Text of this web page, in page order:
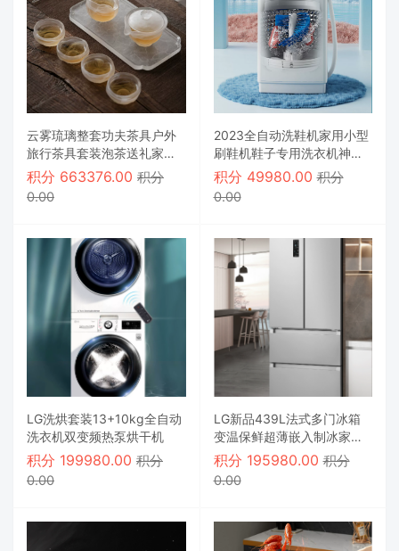
云雾琉璃整套功夫茶具户外
旅行茶具套装泡茶送礼家用
车载定制
积分 663376.00 积分
0.00
2023全自动洗鞋机家用小型
刷鞋机鞋子专用洗衣机神器
袜子洗脱一体
积分 49980.00积分
0.00
LG洗烘套装13+10kg全自动
洗衣机双变频热泵烘干机
积分 199980.00 积分
0.00
LG新品439L法式多门冰箱
变温保鲜超薄嵌入制冰家用
电冰箱
积分 195980.00积分
0.00